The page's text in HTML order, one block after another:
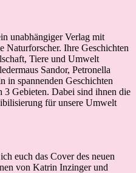
unabhängiger Verlag mit
Naturforscher. Ihre Geschichten
Tiere und Umwelt
Sandor, Petronella
in spannenden Geschichten
3 Gebieten. Dabei sind ihnen die
für unsere Umwelt
euch das Cover des neuen
von Katrin Inzinger und